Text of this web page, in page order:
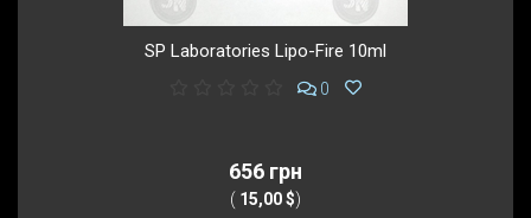
SP Laboratories Lipo-Fire 10ml
0
656 грн
( 15,00 $)